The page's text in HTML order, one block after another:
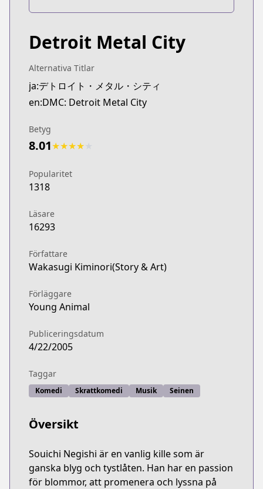
Detroit Metal City
Alternativa Titlar
ja:デトロイト・メタル・シティ
en:DMC: Detroit Metal City
Betyg
8.01★★★★
Popularitet
1318
Läsare
16293
Författare
Wakasugi Kiminori(Story & Art)
Förläggare
Young Animal
Publiceringsdatum
4/22/2005
Taggar
Komedi Skrattkomedi Musik Seinen
Översikt
Souichi Negishi är en vanlig kille som är
ganska blyg och tystlåten. Han har en passion
för blommor, att promenera och lyssna på